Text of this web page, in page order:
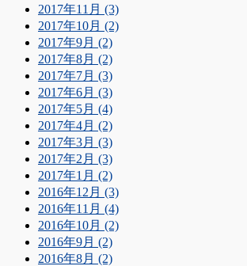
2017年11月 (3)
2017年10月 (2)
2017年9月 (2)
2017年8月 (2)
2017年7月 (3)
2017年6月 (3)
2017年5月 (4)
2017年4月 (2)
2017年3月 (3)
2017年2月 (3)
2017年1月 (2)
2016年12月 (3)
2016年11月 (4)
2016年10月 (2)
2016年9月 (2)
2016年8月 (2)